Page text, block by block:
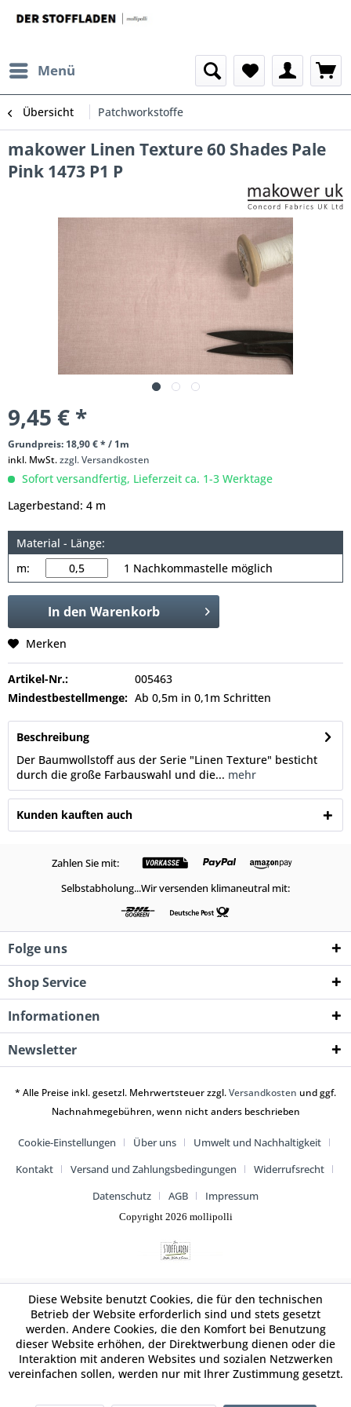
Menü
Übersicht Patchworkstoffe
makower Linen Texture 60 Shades Pale
Pink 1473 P1 P
9,45 € *
Grundpreis: 18,90 € * / 1m
inkl. MwSt.zzgl. Versandkosten
Sofort versandfertig, Lieferzeit ca. 1-3 Werktage
Lagerbestand: 4 m
Material - Länge:
m:
1 Nachkommastelle möglich
In den Warenkorb
Merken
Artikel-Nr.:
005463
Mindestbestellmenge: Ab 0,5m in 0,1m Schritten
Beschreibung
Der Baumwollstoff aus der Serie "Linen Texture" besticht
durch die große Farbauswahl und die... mehr
Kunden kauften auch
Zahlen Sie mit:
Selbstabholung...Wir versenden klimaneutral mit:
Folge uns
Shop Service
Informationen
Newsletter
* Alle Preise inkl. gesetzl. Mehrwertsteuer zzgl.Versandkosten und ggf.
Nachnahmegebühren, wenn nicht anders beschrieben
Cookie-Einstellungen Über uns
Umwelt und Nachhaltigkeit
Kontakt
Versand und Zahlungsbedingungen
Widerrufsrecht
Datenschutz
AGB Impressum
Copyright 2026 mollipolli
Diese Website benutzt Cookies, die für den technischen
Betrieb der Website erforderlich sind und stets gesetzt
werden. Andere Cookies, die den Komfort bei Benutzung
dieser Website erhöhen, der Direktwerbung dienen oder die
Interaktion mit anderen Websites und sozialen Netzwerken
vereinfachen sollen, werden nur mit Ihrer Zustimmung gesetzt.